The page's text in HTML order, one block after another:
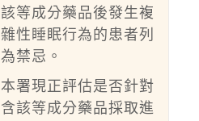
該等成分藥品後發生複
雜性睡眠行為的患者列
為禁忌。
本署現正評估是否針對
含該等成分藥品採取進